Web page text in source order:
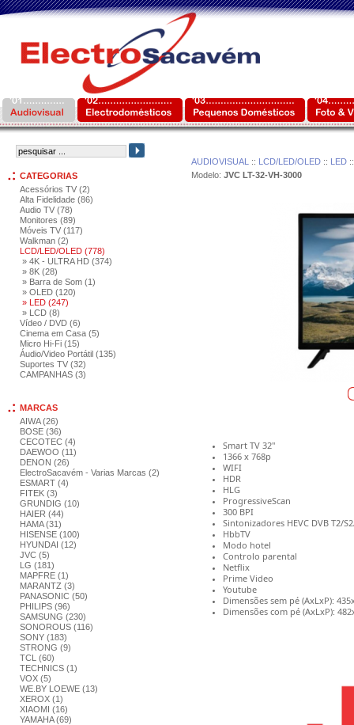
CATEGORIAS
Acessórios TV (2)
Alta Fidelidade (86)
Audio TV (78)
Monitores (89)
Móveis TV (117)
Walkman (2)
LCD/LED/OLED (778)
» 4K - ULTRA HD (374)
» 8K (28)
» Barra de Som (1)
» OLED (120)
» LED (247)
» LCD (8)
Vídeo / DVD (6)
Cinema em Casa (5)
Micro Hi-Fi (15)
Áudio/Video Portátil (135)
Suportes TV (32)
CAMPANHAS (3)
MARCAS
AIWA (26)
BOSE (36)
CECOTEC (4)
DAEWOO (11)
DENON (26)
ElectroSacavém - Varias Marcas (2)
ESMART (4)
FITEK (3)
GRUNDIG (10)
HAIER (44)
HAMA (31)
HISENSE (100)
HYUNDAI (12)
JVC (5)
LG (181)
MAPFRE (1)
MARANTZ (3)
PANASONIC (50)
PHILIPS (96)
SAMSUNG (230)
SONOROUS (116)
SONY (183)
STRONG (9)
TCL (60)
TECHNICS (1)
VOX (5)
WE.BY LOEWE (13)
XEROX (1)
XIAOMI (16)
YAMAHA (69)
AUDIOVISUAL :: LCD/LED/OLED:: LED::
Modelo: JVC LT-32-VH-3000
Smart TV 32"
1366 x 768p
WIFI
HDR
HLG
ProgressiveScan
300 BPI
Sintonizadores HEVC DVB T2/
HbbTV
Modo hotel
Controlo parental
Netflix
Prime Video
Youtube
Dimensões sem pé (AxLxP):
Dimensões com pé (AxLxP):